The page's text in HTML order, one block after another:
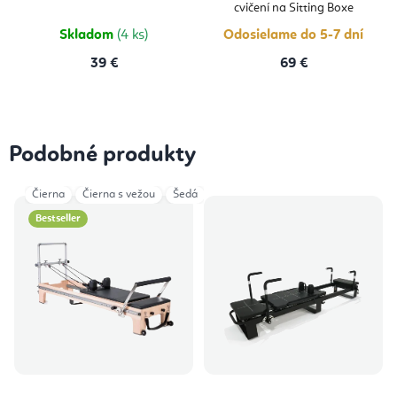
Skladom (4 ks)
39 €
cvičení na Sitting Boxe
Odosielame do 5-7 dní
69 €
Podobné produkty
Bestseller
Čierna Čierna s vežou Šedá